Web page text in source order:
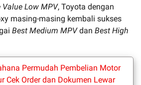
Value Low MPV, Toyota dengan
masing-masing kembali sukses
Best Medium MPVdan Best High
Permudah Pembelian Motor
Cek Order dan Dokumen Lewar